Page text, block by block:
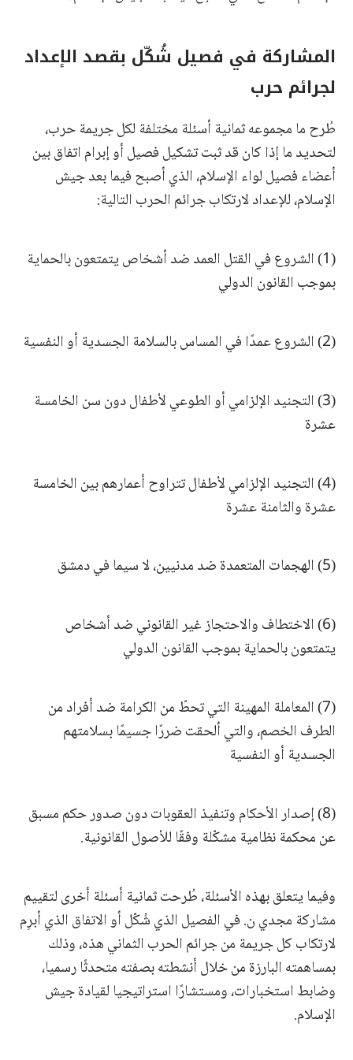
المشاركة في فصيل شُكّل بقصد الإعداد
لجرائم حرب
طُرح ما مجموعه ثمانية أسئلة مختلفة لكل جريمة حرب،
لتحديد ما إذا كان قد ثبت تشكيل فصيل أو إبرام اتفاق بين
أعضاء فصيل لواء الإسلام، الذي أصبح فيما بعد جيش
الإسلام، للإعداد لارتكاب جرائم الحرب التالية:
(1) الشروع في القتل العمد ضد أشخاص يتمتعون بالحماية
بموجب القانون الدولي
(2) الشروع عمدًا في المساس بالسلامة الجسدية أو النفسية
(3) التجنيد الإلزامي أو الطوعي لأطفال دون سن الخامسة
عشرة
(4) التجنيد الإلزامي لأطفال تتراوح أعمارهم بين الخامسة
عشرة والثامنة عشرة
(5) الهجمات المتعمدة ضد مدنيين، لا سيما في دمشق
(6) الاختطاف والاحتجاز غير القانوني ضد أشخاص
يتمتعون بالحماية بموجب القانون الدولي
(7) المعاملة المهينة التي تحطّ من الكرامة ضد أفراد من
الطرف الخصم، والتي ألحقت ضررًا جسيمًا بسلامتهم
الجسدية أو النفسية
(8) إصدار الأحكام وتنفيذ العقوبات دون صدور حكم مسبق
عن محكمة نظامية مشكّلة وفقًا للأصول القانونية.
وفيما يتعلق بهذه الأسئلة، طُرحت ثمانية أسئلة أخرى لتقييم
مشاركة مجدي ن. في الفصيل الذي شُكّل أو الاتفاق الذي أبرِم
لارتكاب كل جريمة من جرائم الحرب الثماني هذه، وذلك
بمساهمته البارزة من خلال أنشطته بصفته متحدثًا رسميا،
وضابط استخبارات، ومستشارًا استراتيجيا لقيادة جيش
الإسلام.